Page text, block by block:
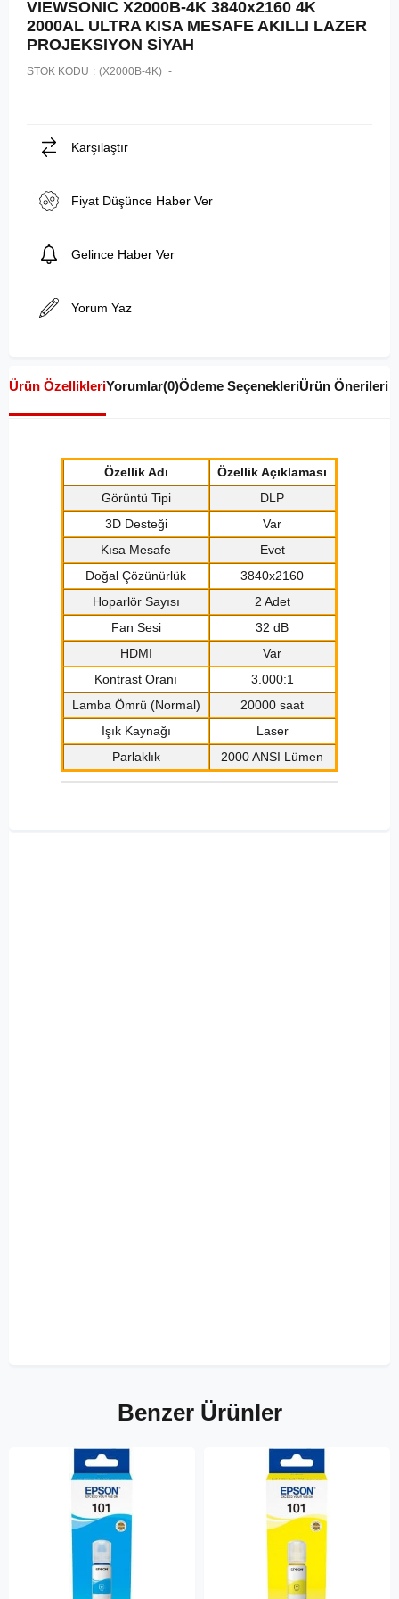
VIEWSONIC X2000B-4K 3840x2160 4K
2000AL ULTRA KISA MESAFE AKILLI LAZER
PROJEKSIYON SİYAH
STOK KODU (X2000B-4K)
Karşılaştır
Fiyat Düşünce Haber Ver
Gelince Haber Ver
Yorum Yaz
Ürün ÖzellikleriYorumlar(0)Ödeme SeçenekleriÜrün Önerileri
Özellik Adı
Özellik Açıklaması
Görüntü Tipi
DLP
3D Desteği
Var
Kısa Mesafe
Evet
Doğal Çözünürlük
3840x2160
Hoparlör Sayısı
2 Adet
Fan Sesi
32 dB
HDMI
Var
Kontrast Oranı
3.000:1
Lamba Ömrü (Normal)
20000 saat
Işık Kaynağı
Laser
Parlaklık
2000 ANSI Lümen
Benzer Ürünler